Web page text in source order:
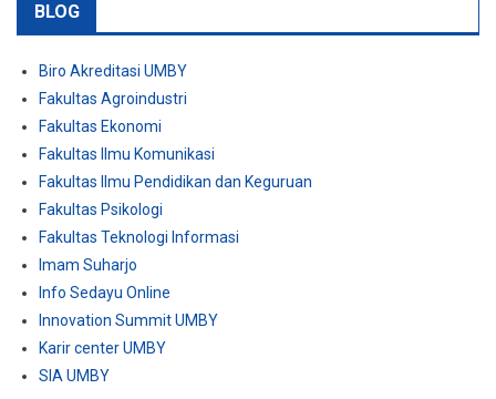
BLOG
Biro Akreditasi UMBY
Fakultas Agroindustri
Fakultas Ekonomi
Fakultas Ilmu Komunikasi
Fakultas Ilmu Pendidikan dan Keguruan
Fakultas Psikologi
Fakultas Teknologi Informasi
Imam Suharjo
Info Sedayu Online
Innovation Summit UMBY
Karir center UMBY
SIA UMBY